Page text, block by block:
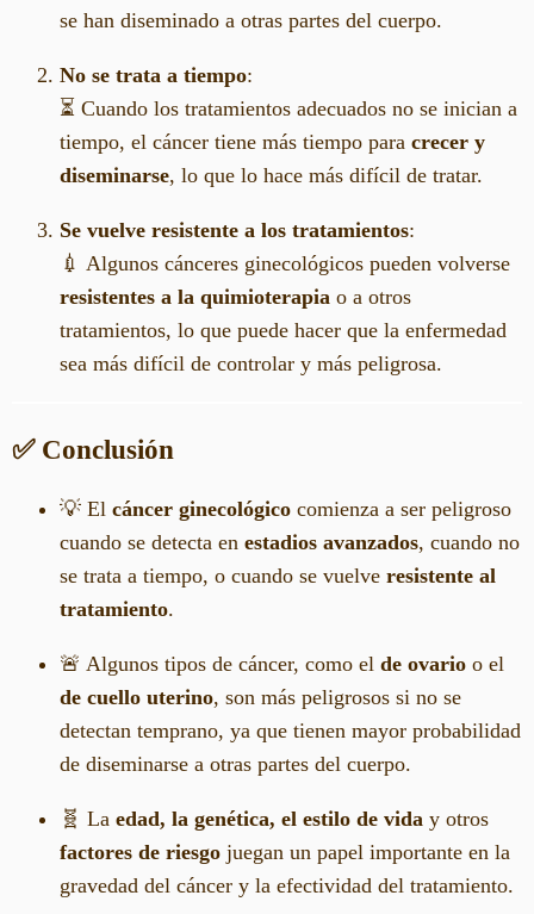
se han diseminado a otras partes del cuerpo.
No se trata a tiempo:
⏳ Cuando los tratamientos adecuados no se inician a
tiempo, el cáncer tiene más tiempo para crecer y
diseminarse, lo que lo hace más difícil de tratar.
Se vuelve resistente a los tratamientos:
💉 Algunos cánceres ginecológicos pueden volverse
resistentes a la quimioterapia o a otros
tratamientos, lo que puede hacer que la enfermedad
sea más difícil de controlar y más peligrosa.
✅ Conclusión
💡 El cáncer ginecológico comienza a ser peligroso
cuando se detecta en estadios avanzados, cuando no
se trata a tiempo, o cuando se vuelve resistente al
tratamiento.
🚨 Algunos tipos de cáncer, como el de ovario o el
de cuello uterino, son más peligrosos si no se
detectan temprano, ya que tienen mayor probabilidad
de diseminarse a otras partes del cuerpo.
🧬 La edad, la genética, el estilo de vida y otros
factores de riesgo juegan un papel importante en la
gravedad del cáncer y la efectividad del tratamiento.